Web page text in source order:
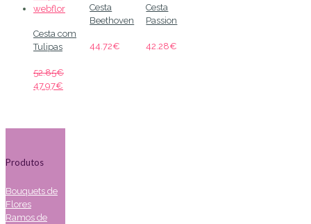
Cesta com
Tulipas
52.85€
47.97€
Cesta
Beethoven
44.72€
Cesta
Passion
42.28€
Produtos
Bouquets de
Flores
Ramos de